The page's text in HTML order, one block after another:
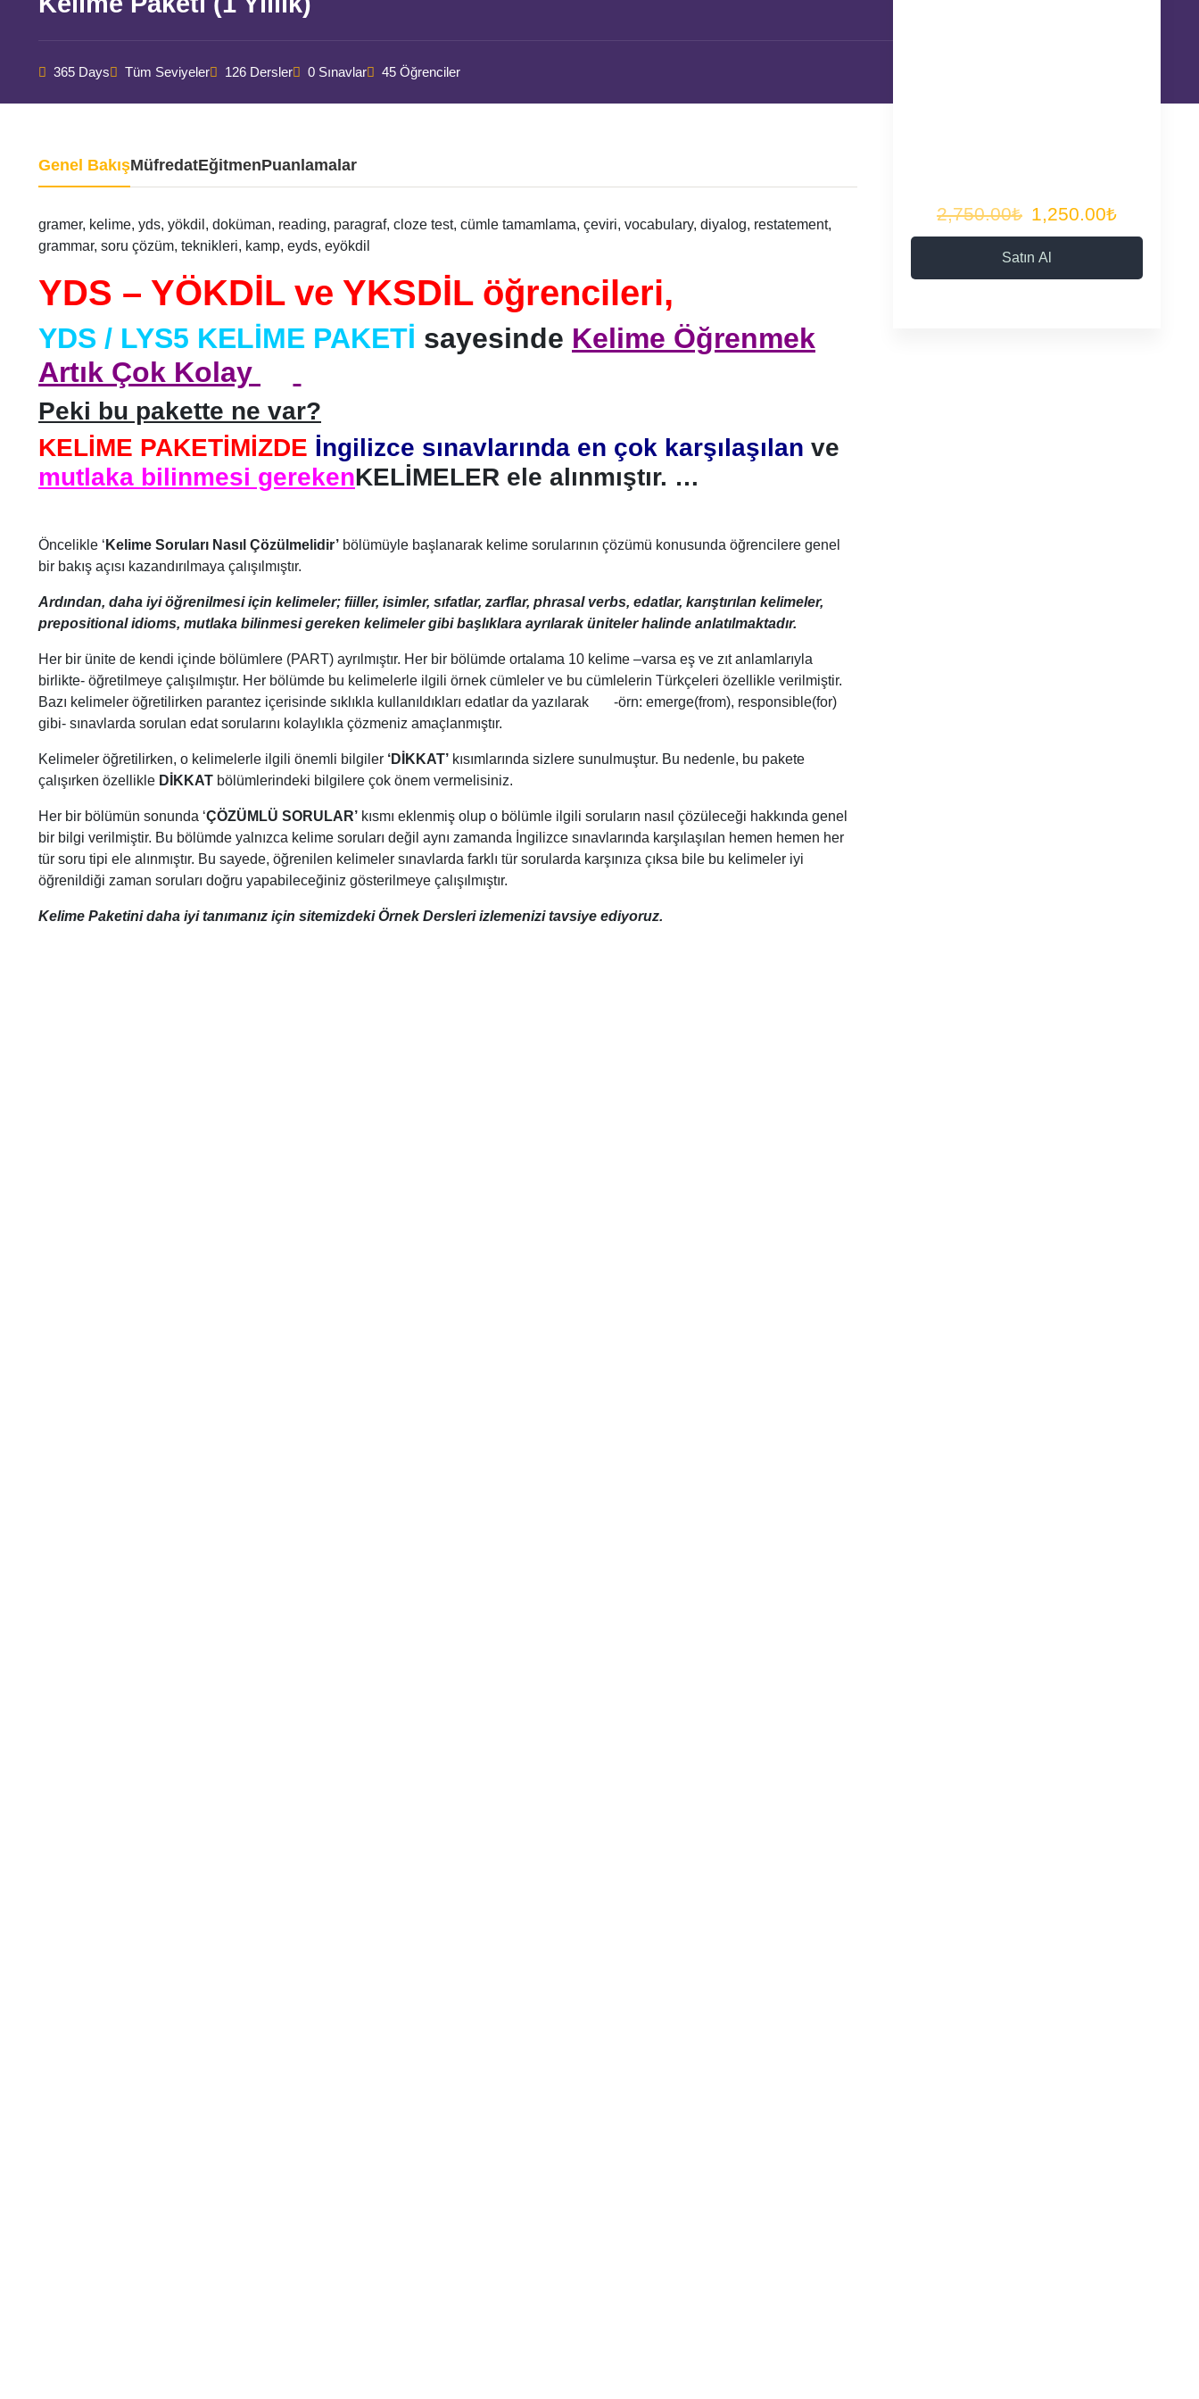
365 Days Tüm Seviyeler 126 Dersler 0 Sınavlar 45 Öğrenciler
Genel BakışMüfredatEğitmenPuanlamalar
gramer, kelime, yds, yökdil, doküman, reading, paragraf, cloze test, cümle tamamlama, çeviri, vocabulary, diyalog, restatement,
grammar, soru çözüm, teknikleri, kamp, eyds, eyökdil
YDS – YÖKDİL ve YKSDİL öğrencileri,
YDS / LYS5 KELİME PAKETİ sayesinde Kelime Öğrenmek
Artık Çok Kolay
Peki bu pakette ne var?
KELİME PAKETİMİZDE İngilizce sınavlarında en çok karşılaşılan ve
mutlaka bilinmesi gerekenKELİMELER ele alınmıştır. …
Öncelikle ‘ Kelime Soruları Nasıl Çözülmelidir’ bölümüyle başlanarak kelime sorularının çözümü konusunda öğrencilere genel
bir bakış açısı kazandırılmaya çalışılmıştır.
Ardından, daha iyi öğrenilmesi için kelimeler; fiiller, isimler, sıfatlar, zarflar, phrasal verbs, edatlar, karıştırılan kelimeler,
prepositional idioms, mutlaka bilinmesi gereken kelimeler gibi başlıklara ayrılarak üniteler halinde anlatılmaktadır.
Her bir ünite de kendi içinde bölümlere (PART) ayrılmıştır. Her bir bölümde ortalama 10 kelime –varsa eş ve zıt anlamlarıyla
birlikte- öğretilmeye çalışılmıştır. Her bölümde bu kelimelerle ilgili örnek cümleler ve bu cümlelerin Türkçeleri özellikle verilmiştir.
Bazı kelimeler öğretilirken parantez içerisinde sıklıkla kullanıldıkları edatlar da yazılarak -örn: emerge(from), responsible(for)
gibi- sınavlarda sorulan edat sorularını kolaylıkla çözmeniz amaçlanmıştır.
Kelimeler öğretilirken, o kelimelerle ilgili önemli bilgiler ‘DİKKAT’ kısımlarında sizlere sunulmuştur. Bu nedenle, bu pakete
çalışırken özellikle DİKKAT bölümlerindeki bilgilere çok önem vermelisiniz.
Her bir bölümün sonunda ‘ÇÖZÜMLÜ SORULAR’ kısmı eklenmiş olup o bölümle ilgili soruların nasıl çözüleceği hakkında genel
bir bilgi verilmiştir. Bu bölümde yalnızca kelime soruları değil aynı zamanda İngilizce sınavlarında karşılaşılan hemen hemen her
tür soru tipi ele alınmıştır. Bu sayede, öğrenilen kelimeler sınavlarda farklı tür sorularda karşınıza çıksa bile bu kelimeler iyi
öğrenildiği zaman soruları doğru yapabileceğiniz gösterilmeye çalışılmıştır.
Kelime Paketini daha iyi tanımanız için sitemizdeki Örnek Dersleri izlemenizi tavsiye ediyoruz.
2,750.00₺ 1,250.00₺
Satın Al